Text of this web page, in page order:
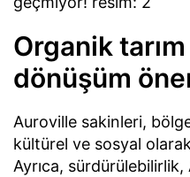
Organik
dönüşüm
Auroville sakinleri,
kültürel ve sosyal
Ayrıca,